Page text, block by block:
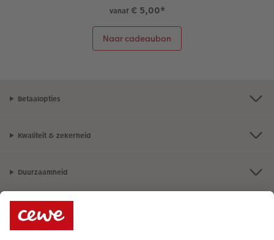
vanaf€ 5,00*
Naar cadeaubon
Betaalopties
Kwaliteit & zekerheid
Duurzaamheid
Service